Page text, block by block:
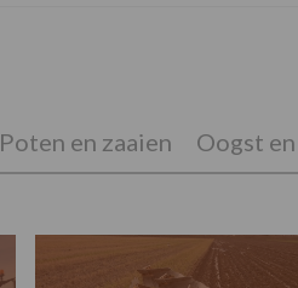
Poten en zaaien Oogst